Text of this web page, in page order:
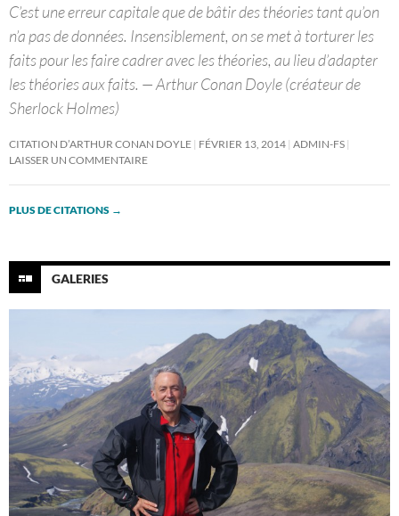
C’est une erreur capitale que de bâtir des théories tant qu’on
n’a pas de données. Insensiblement, on se met à torturer les
faits pour les faire cadrer avec les théories, au lieu d’adapter
les théories aux faits. — Arthur Conan Doyle (créateur de
Sherlock Holmes)
CITATION D’ARTHUR CONAN DOYLE FÉVRIER 13, 2014 ADMIN-FS
LAISSER UN COMMENTAIRE
PLUS DE CITATIONS →
GALERIES